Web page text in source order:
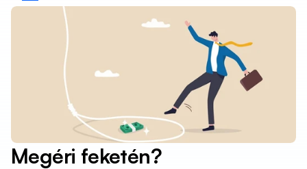
Megéri feketén?